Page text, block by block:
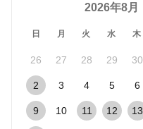
2026年8月
日 月 火 水 木
26 27 28 29 30
2 3 4 5 6
9 10 11 12 13